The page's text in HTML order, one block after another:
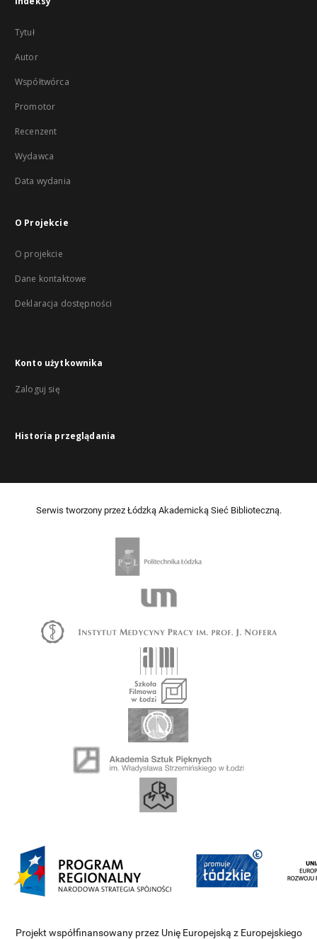
Tytuł
Autor
Współtwórca
Promotor
Recenzent
Wydawca
Data wydania
O Projekcie
O projekcie
Dane kontaktowe
Deklaracja dostępności
Konto użytkownika
Zaloguj się
Historia przeglądania
Serwis tworzony przez Łódzką Akademicką Sieć Biblioteczną.
Projekt współfinansowany przez Unię Europejską z Europejskiego